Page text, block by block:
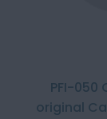
PFI-050
original